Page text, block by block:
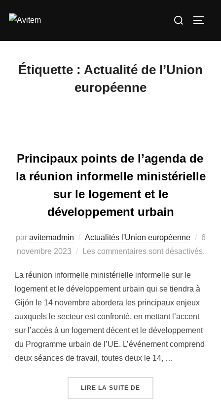
Rechercher :
Étiquette : Actualité de l’Union
européenne
Principaux points de l’agenda de
la réunion informelle ministérielle
sur le logement et le
développement urbain
par avitemadmin Actualités l'Union européenne
le
6
novembre 2023
Les commentaires sont désactivés.
La réunion informelle ministérielle informelle sur le
logement et le développement urbain qui se tiendra à
Gijón le 14 novembre abordera les principaux enjeux
auxquels le secteur est confronté, en mettant l’accent
sur l’accès à un logement décent et le développement
du Programme urbain de l’UE. L’événement comprend
deux séances de travail, toutes deux le 14, …
LIRE LA SUITE DE